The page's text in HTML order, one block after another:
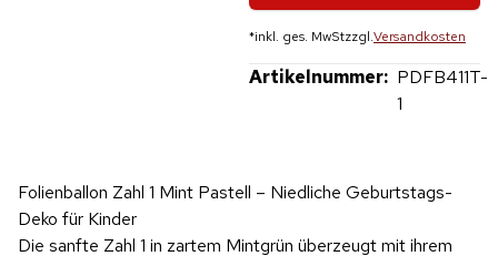
*inkl. ges. MwStzzgl.Versandkosten
Artikelnummer: PDFB411T-
1
Folienballon Zahl 1 Mint Pastell – Niedliche Geburtstags-
Deko für Kinder
Die sanfte Zahl 1 in zartem Mintgrün überzeugt mit ihrem